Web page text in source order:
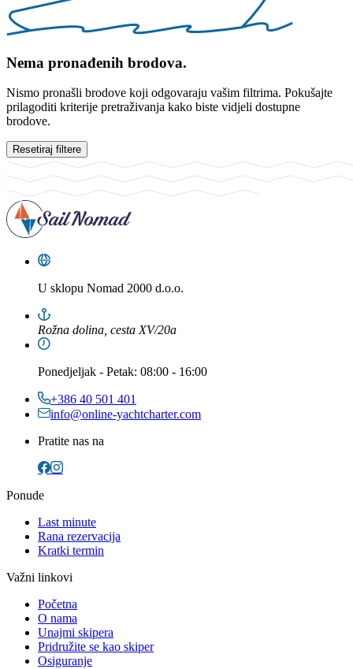
Nema pronađenih brodova.
Nismo pronašli brodove koji odgovaraju vašim filtrima. Pokušajte
prilagoditi kriterije pretraživanja kako biste vidjeli dostupne
brodove.
Resetiraj filtere
U sklopu Nomad 2000 d.o.o.
Rožna dolina, cesta XV/20a
Ponedjeljak - Petak: 08:00 - 16:00
+386 40 501 401
info@online-yachtcharter.com
Pratite nas na
Ponude
Last minute
Rana rezervacija
Kratki termin
Važni linkovi
Početna
O nama
Unajmi skipera
Pridružite se kao skiper
Osiguranje